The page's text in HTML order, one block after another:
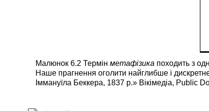
Малюнок 6.2 Термінметафізика походить з
Наше прагнення оголити найглибше і
Іммануїла Беккера, 1837 р.» Вікімедіа, Public